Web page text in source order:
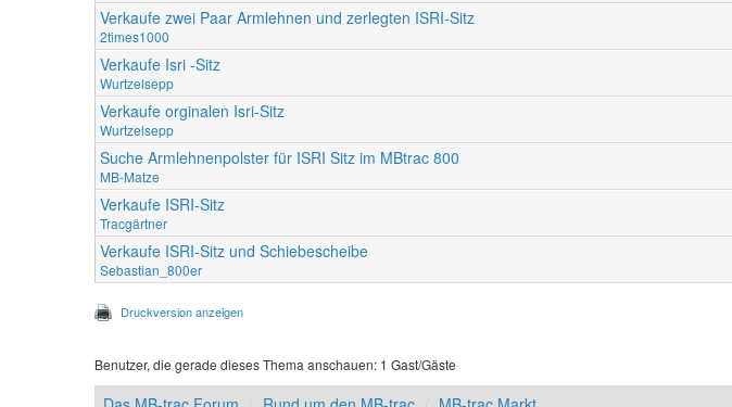
Verkaufe zwei Paar Armlehnen und zerlegten ISRI-Sitz
2times1000
Verkaufe Isri -Sitz
Wurtzelsepp
Verkaufe orginalen Isri-Sitz
Wurtzelsepp
Suche Armlehnenpolster für ISRI Sitz im MBtrac 800
MB-Matze
Verkaufe ISRI-Sitz
Tracgärtner
Verkaufe ISRI-Sitz und Schiebescheibe
Sebastian_800er
Druckversion anzeigen
Benutzer, die gerade dieses Thema anschauen: 1 Gast/Gäste